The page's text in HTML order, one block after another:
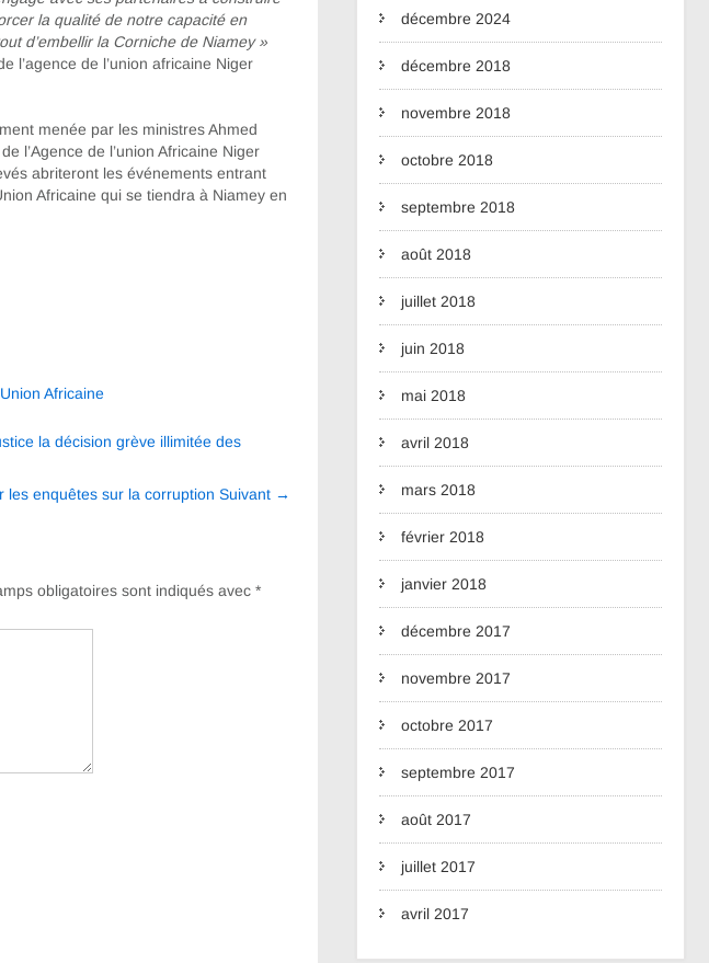
la qualité de notre capacité en
d’embellir la Corniche de Niamey »
l’agence de l’union africaine Niger
menée par les ministres Ahmed
l’Agence de l’union Africaine Niger
abriteront les événements entrant
Africaine qui se tiendra à Niamey en
Union Africaine
la décision grève illimitée des
les enquêtes sur la corruption Suivant →
obligatoires sont indiqués avec *
décembre 2024
décembre 2018
novembre 2018
octobre 2018
septembre 2018
août 2018
juillet 2018
juin 2018
mai 2018
avril 2018
mars 2018
février 2018
janvier 2018
décembre 2017
novembre 2017
octobre 2017
septembre 2017
août 2017
juillet 2017
avril 2017